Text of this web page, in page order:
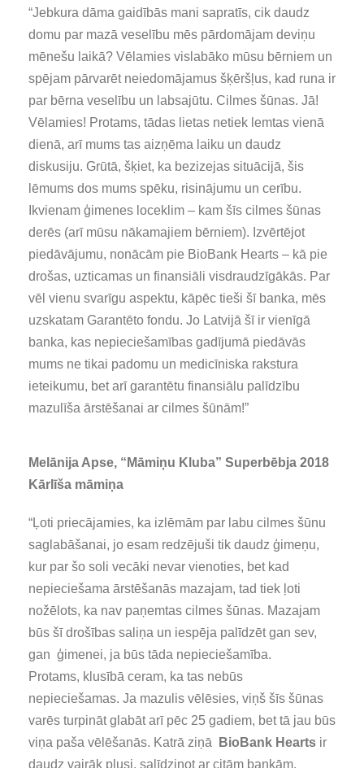
“Jebkura dāma gaidībās mani sapratīs, cik daudz
domu par mazā veselību mēs pārdomājam deviņu
mēnešu laikā? Vēlamies vislabāko mūsu bērniem un
spējam pārvarēt neiedomājamus šķēršļus, kad runa ir
par bērna veselību un labsajūtu. Cilmes šūnas. Jā!
Vēlamies! Protams, tādas lietas netiek lemtas vienā
dienā, arī mums tas aizņēma laiku un daudz
diskusiju. Grūtā, šķiet, ka bezizejas situācijā, šis
lēmums dos mums spēku, risinājumu un cerību.
Ikvienam ģimenes loceklim – kam šīs cilmes šūnas
derēs (arī mūsu nākamajiem bērniem). Izvērtējot
piedāvājumu, nonācām pie BioBank Hearts – kā pie
drošas, uzticamas un finansiāli visdraudzīgākās. Par
vēl vienu svarīgu aspektu, kāpēc tieši šī banka, mēs
uzskatam Garantēto fondu. Jo Latvijā šī ir vienīgā
banka, kas nepieciešamības gadījumā piedāvās
mums ne tikai padomu un medicīniska rakstura
ieteikumu, bet arī garantētu finansiālu palīdzību
mazulīša ārstēšanai ar cilmes šūnām!”
Melānija Apse, “Māmiņu Kluba” Superbēbja 2018
Kārlīša māmiņa
“Ļoti priecājamies, ka izlēmām par labu cilmes šūnu
saglabāšanai, jo esam redzējuši tik daudz ģimeņu,
kur par šo soli vecāki nevar vienoties, bet kad
nepieciešama ārstēšanās mazajam, tad tiek ļoti
nožēlots, ka nav paņemtas cilmes šūnas. Mazajam
būs šī drošības saliņa un iespēja palīdzēt gan sev,
gan ģimenei, ja būs tāda nepieciešamība.
Protams, klusībā ceram, ka tas nebūs
nepieciešamas. Ja mazulis vēlēsies, viņš šīs šūnas
varēs turpināt glabāt arī pēc 25 gadiem, bet tā jau būs
viņa paša vēlēšanās. Katrā ziņā
BioBank Hearts ir
daudz vairāk plusi, salīdzinot ar citām bankām.